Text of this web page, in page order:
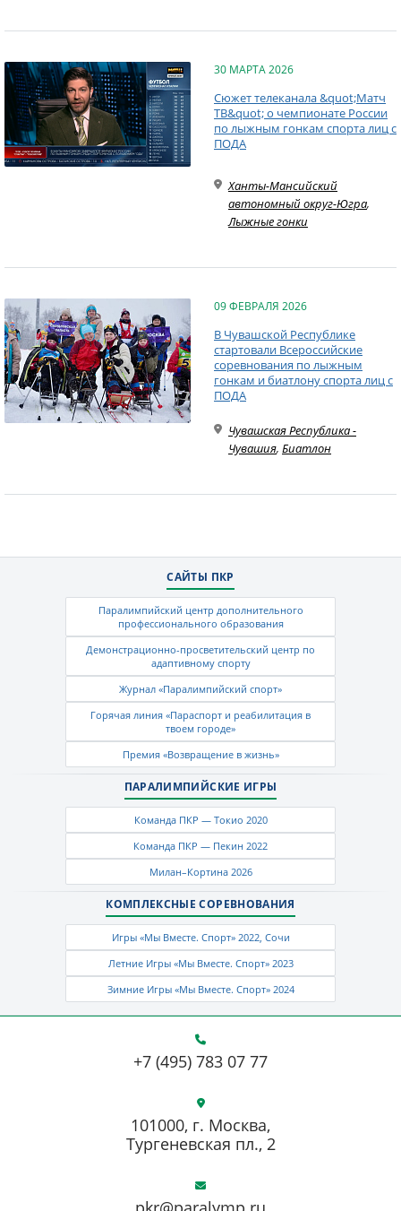
30 МАРТА 2026
Сюжет телеканала &quot;Матч
ТВ&quot; о чемпионате России
по лыжным гонкам спорта лиц с
ПОДА
Ханты-Мансийский
автономный округ-Югра,
Лыжные гонки
09 ФЕВРАЛЯ 2026
В Чувашской Республике
стартовали Всероссийские
соревнования по лыжным
гонкам и биатлону спорта лиц с
ПОДА
Чувашская Республика -
Чувашия, Биатлон
САЙТЫ ПКР
Паралимпийский центр дополнительного
профессионального образования
Демонстрационно-просветительский центр по
адаптивному спорту
Журнал «Паралимпийский спорт»
Горячая линия «Параспорт и реабилитация в
твоем городе»
Премия «Возвращение в жизнь»
ПАРАЛИМПИЙСКИЕ ИГРЫ
Команда ПКР — Токио 2020
Команда ПКР — Пекин 2022
Милан–Кортина 2026
КОМПЛЕКСНЫЕ СОРЕВНОВАНИЯ
Игры «Мы Вместе. Спорт» 2022, Сочи
Летние Игры «Мы Вместе. Спорт» 2023
Зимние Игры «Мы Вместе. Спорт» 2024
+7 (495) 783 07 77
101000, г. Москва,
Тургеневская пл., 2